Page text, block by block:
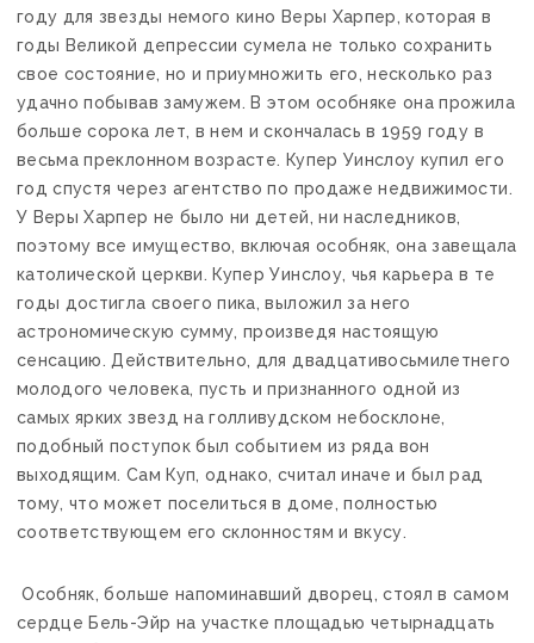
году для звезды немого кино Веры Харпер, которая в
годы Великой депрессии сумела не только сохранить
свое состояние, но и приумножить его, несколько раз
удачно побывав замужем. В этом особняке она прожила
больше сорока лет, в нем и скончалась в 1959 году в
весьма преклонном возрасте. Купер Уинслоу купил его
год спустя через агентство по продаже недвижимости.
У Веры Харпер не было ни детей, ни наследников,
поэтому все имущество, включая особняк, она завещала
католической церкви. Купер Уинслоу, чья карьера в те
годы достигла своего пика, выложил за него
астрономическую сумму, произведя настоящую
сенсацию. Действительно, для двадцативосьмилетнего
молодого человека, пусть и признанного одной из
самых ярких звезд на голливудском небосклоне,
подобный поступок был событием из ряда вон
выходящим. Сам Куп, однако, считал иначе и был рад
тому, что может поселиться в доме, полностью
соответствующем его склонностям и вкусу.
Особняк, больше напоминавший дворец, стоял в самом
сердце Бель-Эйр на участке площадью четырнадцать